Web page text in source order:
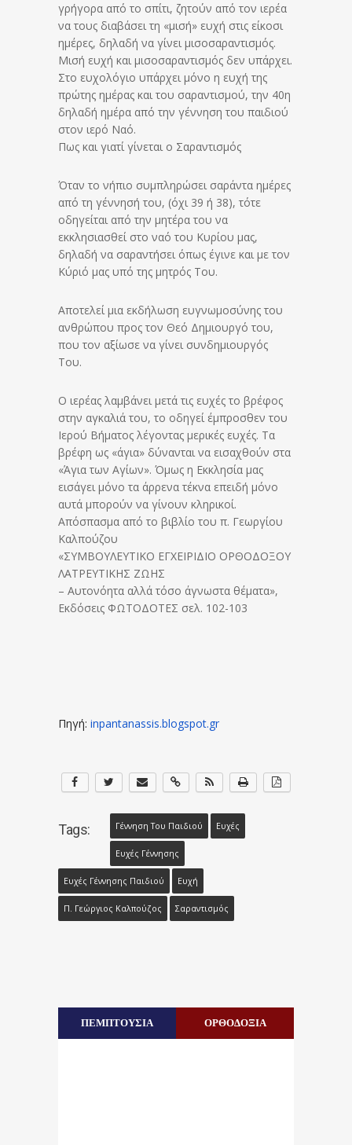
γρήγορα από το σπίτι, ζητούν από τον ιερέα
να τους διαβάσει τη «μισή» ευχή στις είκοσι
ημέρες, δηλαδή να γίνει μισοσαραντισμός.
Μισή ευχή και μισοσαραντισμός δεν υπάρχει.
Στο ευχολόγιο υπάρχει μόνο η ευχή της
πρώτης ημέρας και του σαραντισμού, την 40η
δηλαδή ημέρα από την γέννηση του παιδιού
στον ιερό Ναό.
Πως και γιατί γίνεται ο Σαραντισμός
Όταν το νήπιο συμπληρώσει σαράντα ημέρες
από τη γέννησή του, (όχι 39 ή 38), τότε
οδηγείται από την μητέρα του να
εκκλησιασθεί στο ναό του Κυρίου μας,
δηλαδή να σαραντήσει όπως έγινε και με τον
Κύριό μας υπό της μητρός Του.
Αποτελεί μια εκδήλωση ευγνωμοσύνης του
ανθρώπου προς τον Θεό Δημιουργό του,
που τον αξίωσε να γίνει συνδημιουργός
Του.
Ο ιερέας λαμβάνει μετά τις ευχές το βρέφος
στην αγκαλιά του, το οδηγεί έμπροσθεν του
Ιερού Βήματος λέγοντας μερικές ευχές. Τα
βρέφη ως «άγια» δύνανται να εισαχθούν στα
«Άγια των Αγίων». Όμως η Εκκλησία μας
εισάγει μόνο τα άρρενα τέκνα επειδή μόνο
αυτά μπορούν να γίνουν κληρικοί.
Απόσπασμα από το βιβλίο του π. Γεωργίου
Καλπούζου
«ΣΥΜΒΟΥΛΕΥΤΙΚΟ ΕΓΧΕΙΡΙΔΙΟ ΟΡΘΟΔΟΞΟΥ
ΛΑΤΡΕΥΤΙΚΗΣ ΖΩΗΣ
– Αυτονόητα αλλά τόσο άγνωστα θέματα»,
Εκδόσεις ΦΩΤΟΔΟΤΕΣ σελ. 102-103
Πηγή: inpantanassis.blogspot.gr
Tags: Γέννηση Του Παιδιού Ευχές
Ευχές Γέννησης
Ευχές Γέννησης Παιδιού Ευχή
Π. Γεώργιος Καλπούζος Σαραντισμός
ΠΕΜΠΤΟΥΣΙΑ ΟΡΘΟΔΟΞΙΑ